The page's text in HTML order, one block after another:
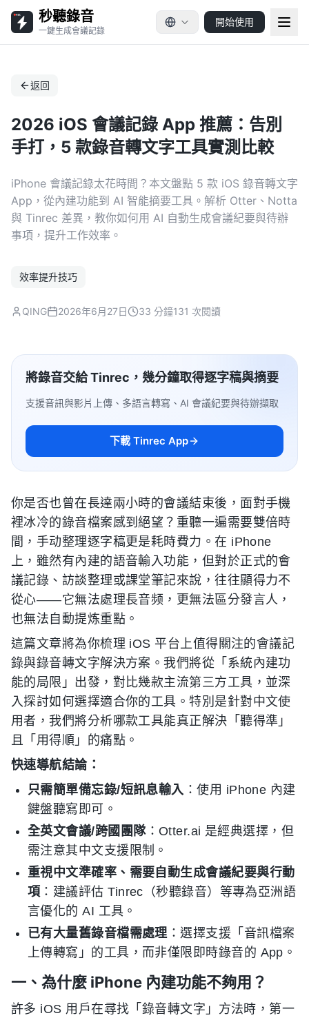
秒聽錄音
一鍵生成會議記錄
開始使用
返回
2026 iOS 會議記錄 App 推薦：告別
手打，5 款錄音轉文字工具實測比較
iPhone 會議記錄太花時間？本文盤點 5 款 iOS 錄音轉文字
App，從內建功能到 AI 智能摘要工具。解析 Otter、Notta
與 Tinrec 差異，教你如何用 AI 自動生成會議紀要與待辦
事項，提升工作效率。
效率提升技巧
QING 2026年6月27日 33 分鐘131 次閱讀
將錄音交給 Tinrec，幾分鐘取得逐字稿與摘要
支援音訊與影片上傳、多語言轉寫、AI 會議紀要與待辦擷取
下載 Tinrec App
你是否也曾在長達兩小時的會議結束後，面對手機
裡冰冷的錄音檔案感到絕望？重聽一遍需要雙倍時
間，手动整理逐字稿更是耗時費力。在 iPhone
上，雖然有內建的語音輸入功能，但對於正式的會
議記錄、訪談整理或課堂筆記來說，往往顯得力不
從心——它無法處理長音频，更無法區分發言人，
也無法自動提炼重點。
這篇文章將為你梳理 iOS 平台上值得關注的會議記
錄與錄音轉文字解決方案。我們將從「系統內建功
能的局限」出發，對比幾款主流第三方工具，並深
入探討如何選擇適合你的工具。特別是針對中文使
用者，我們將分析哪款工具能真正解決「聽得準」
且「用得順」的痛點。
快速導航結論：
只需簡單備忘錄/短訊息輸入 ：使用 iPhone 內建
鍵盤聽寫即可。
全英文會議/跨國團隊：Otter.ai 是經典選擇，但
需注意其中文支援限制。
重視中文準確率、需要自動生成會議紀要與行動
項 ：建議評估 Tinrec（秒聽錄音）等專為亞洲語
言優化的 AI 工具。
已有大量舊錄音檔需處理：選擇支援「音訊檔案
上傳轉寫」的工具，而非僅限即時錄音的 App。
一、為什麼 iPhone 內建功能不夠用？
許多 iOS 用戶在尋找「錄音轉文字」方法時，第一